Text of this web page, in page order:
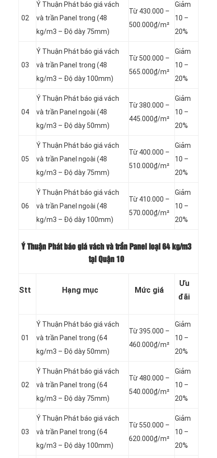
02
Ý Thuận Phát báo giá vách
và trần Panel trong (48
kg/m3 – Độ dày 75mm)
Từ 430.000 –
500.000₫/m²
Giảm
10 –
20%
03
Ý Thuận Phát báo giá vách
và trần Panel trong (48
kg/m3 – Độ dày 100mm)
Từ 500.000 –
565.000₫/m²
Giảm
10 –
20%
04
Ý Thuận Phát báo giá vách
và trần Panel ngoài (48
kg/m3 – Độ dày 50mm)
Từ 380.000 –
445.000₫/m²
Giảm
10 –
20%
05
Ý Thuận Phát báo giá vách
và trần Panel ngoài (48
kg/m3 – Độ dày 75mm)
Từ 400.000 –
510.000₫/m²
Giảm
10 –
20%
06
Ý Thuận Phát báo giá vách
và trần Panel ngoài (48
kg/m3 – Độ dày 100mm)
Từ 410.000 –
570.000₫/m²
Giảm
10 –
20%
Ý Thuận Phát báo giá vách và trần Panel loại 64 kg/m3
tại Quận 10
Stt Hạng mục Mức giá
Ưu
đãi
01
Ý Thuận Phát báo giá vách
và trần Panel trong (64
kg/m3 – Độ dày 50mm)
Từ 395.000 –
460.000₫/m²
Giảm
10 –
20%
02
Ý Thuận Phát báo giá vách
và trần Panel trong (64
kg/m3 – Độ dày 75mm)
Từ 480.000 –
540.000₫/m²
Giảm
10 –
20%
03
Ý Thuận Phát báo giá vách
và trần Panel trong (64
kg/m3 – Độ dày 100mm)
Từ 550.000 –
620.000₫/m²
Giảm
10 –
20%